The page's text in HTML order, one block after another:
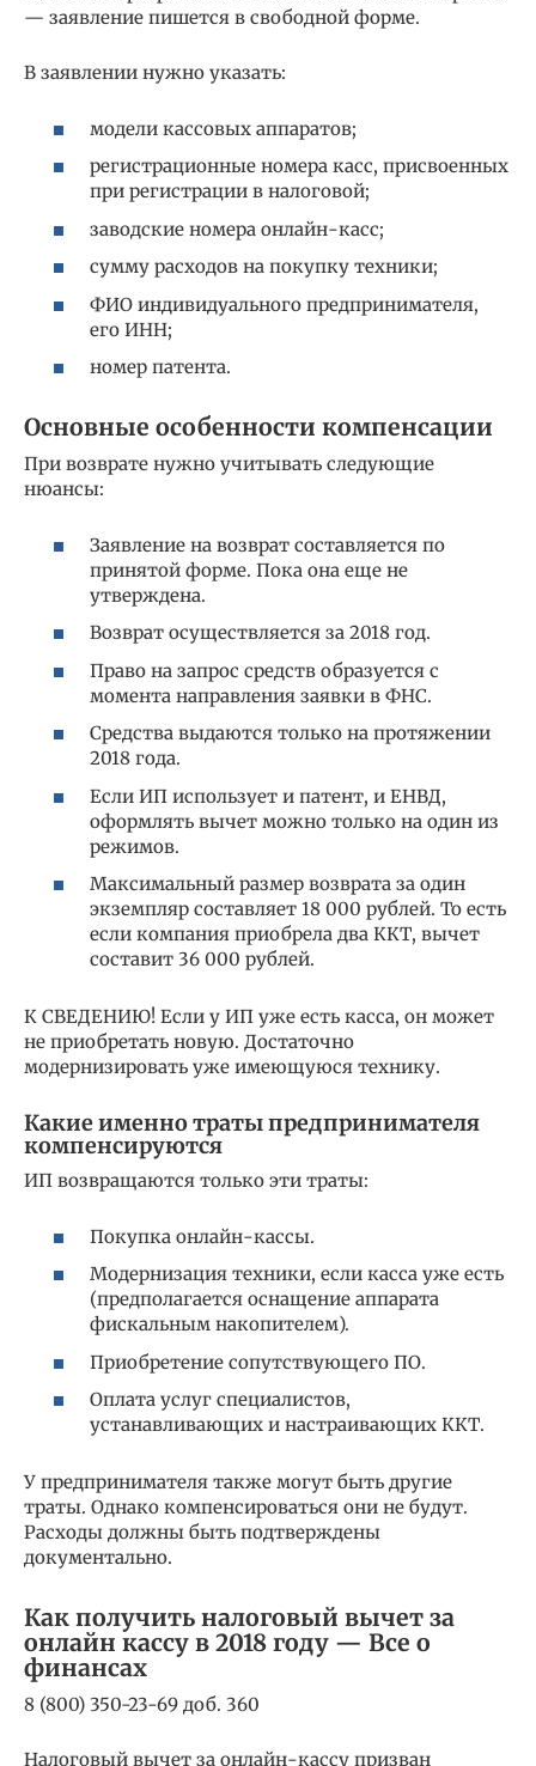
— заявление пишется в свободной форме.
В заявлении нужно указать:
модели кассовых аппаратов;
регистрационные номера касс, присвоенных
при регистрации в налоговой;
заводские номера онлайн-касс;
сумму расходов на покупку техники;
ФИО индивидуального предпринимателя,
его ИНН;
номер патента.
Основные особенности компенсации
При возврате нужно учитывать следующие
нюансы:
Заявление на возврат составляется по
принятой форме. Пока она еще не
утверждена.
Возврат осуществляется за 2018 год.
Право на запрос средств образуется с
момента направления заявки в ФНС.
Средства выдаются только на протяжении
2018 года.
Если ИП использует и патент, и ЕНВД,
оформлять вычет можно только на один из
режимов.
Максимальный размер возврата за один
экземпляр составляет 18 000 рублей. То есть
если компания приобрела два ККТ, вычет
составит 36 000 рублей.
К СВЕДЕНИЮ! Если у ИП уже есть касса, он может
не приобретать новую. Достаточно
модернизировать уже имеющуюся технику.
Какие именно траты предпринимателя
компенсируются
ИП возвращаются только эти траты:
Покупка онлайн-кассы.
Модернизация техники, если касса уже есть
(предполагается оснащение аппарата
фискальным накопителем).
Приобретение сопутствующего ПО.
Оплата услуг специалистов,
устанавливающих и настраивающих ККТ.
У предпринимателя также могут быть другие
траты. Однако компенсироваться они не будут.
Расходы должны быть подтверждены
документально.
Как получить налоговый вычет за
онлайн кассу в 2018 году — Все о
финансах
8 (800) 350-23-69 доб. 360
Налоговый вычет за онлайн-кассу призван